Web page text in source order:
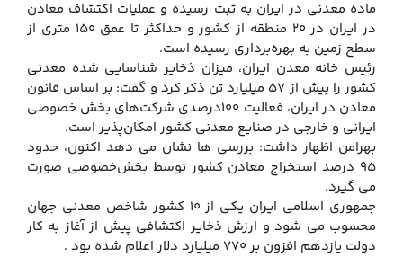
ماده معدنی در ایران به ثبت رسیده و عملیات اكتشاف معادن
در ایران در 20 منطقه از كشور و حداكثر تا عمق 150 متری از
سطح زمین به بهره‌برداری رسیده است.
رئیس خانه معدن ایران، میزان ذخایر شناسایی شده معدنی
كشور را بیش از 57 میلیارد تن ذكر كرد و گفت: بر اساس قانون
معادن در ایران، فعالیت 100درصدی شركت‌های بخش خصوصی
ایرانی و خارجی در صنایع معدنی كشور امكان‌پذیر است.
بهرامن اظهار داشت: بررسی ها نشان می دهد اكنون، حدود
95 درصد استخراج معادن كشور توسط بخش‌خصوصی صورت
می گیرد.
جمهوری اسلامی ایران یكی از 10 كشور شاخص معدنی جهان
محسوب می شود و ارزش ذخایر اكتشافی پیش از آغاز به كار
دولت یازدهم افزون بر 770 میلیارد دلار اعلام شده بود .